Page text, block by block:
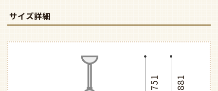
サイズ詳細
881
751